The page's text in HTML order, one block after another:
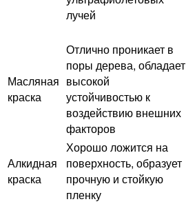
лучей
Масляная
краска
Отлично проникает в
поры дерева, обладает
высокой
устойчивостью к
воздействию внешних
факторов
Алкидная
краска
Хорошо ложится на
поверхность, образует
прочную и стойкую
пленку